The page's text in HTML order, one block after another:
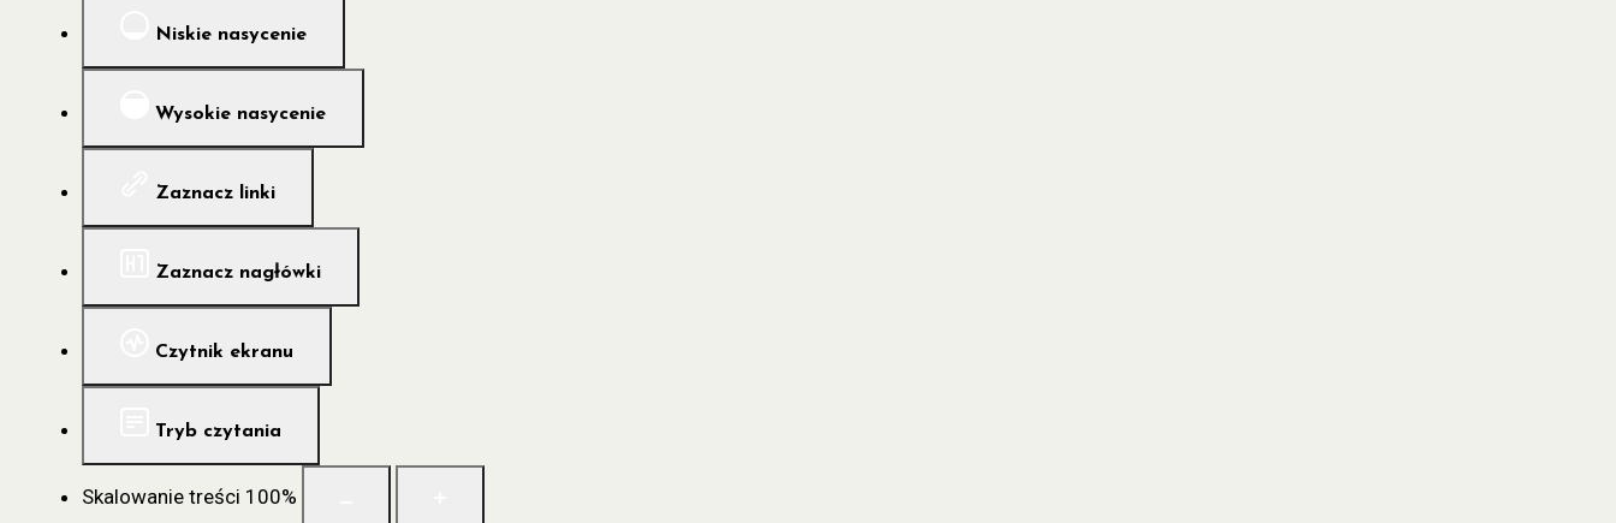
Niskie nasycenie
Wysokie nasycenie
Zaznacz linki
Zaznacz nagłówki
Czytnik ekranu
Tryb czytania
Skalowanie treści 100%